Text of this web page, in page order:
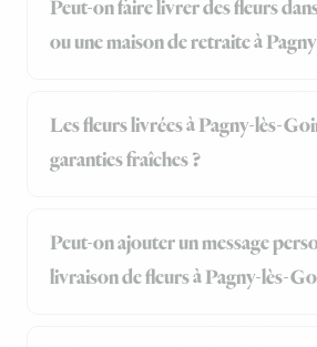
Peut-on faire livrer des fleurs
ou une maison de retraite à
Les fleurs livrées à Pagny-lès-
garanties fraîches ?
Peut-on ajouter un message
livraison de fleurs à Pagny-lès-